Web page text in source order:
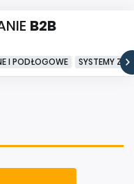
B2B
I PODŁOGOWE SYSTEMY